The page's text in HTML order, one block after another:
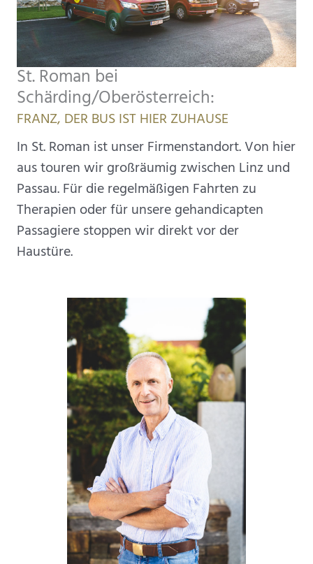
St. Roman bei
Schärding/Oberösterreich:
FRANZ, DER BUS IST HIER ZUHAUSE
In St. Roman ist unser Firmenstandort. Von hier
aus touren wir großräumig zwischen Linz und
Passau. Für die regelmäßigen Fahrten zu
Therapien oder für unsere gehandicapten
Passagiere stoppen wir direkt vor der
Haustüre.